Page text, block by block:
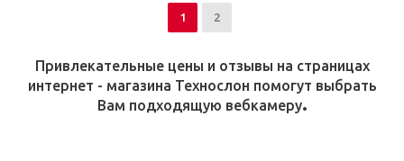
1 2
Привлекательные цены и отзывы на страницах
интернет - магазина Технослон помогут выбрать
Вам подходящую вебкамеру.